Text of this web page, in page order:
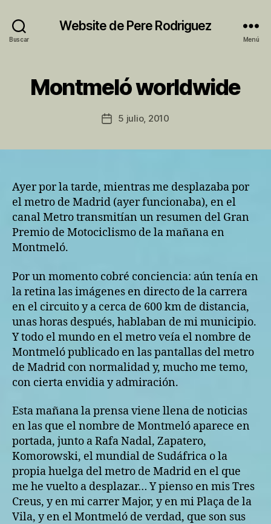
Buscar
Website de Pere Rodriguez
Menú
Categorías
A
U
N
I
C
I
P
A
O
N
M
E
L
Ó
Montmeló worldwide
Autor
entrada
o
r
e
e
Fecha5 julio, 2010
Ayer por la tarde, mientras me desplazaba por
el metro de Madrid (ayer funcionaba), en el
canal Metro transmitían un resumen del Gran
Premio de Motociclismo de la mañana en
Montmeló.
Por un momento cobré conciencia: aún tenía en
la retina las imágenes en directo de la carrera
en el circuito y a cerca de 600 km de distancia,
unas horas después, hablaban de mi municipio.
Y todo el mundo en el metro veía el nombre de
Montmeló publicado en las pantallas del metro
de Madrid con normalidad y, mucho me temo,
con cierta envidia y admiración.
Esta mañana la prensa viene llena de noticias
en las que el nombre de Montmeló aparece en
portada, junto a Rafa Nadal, Zapatero,
Komorowski, el mundial de Sudáfrica o la
propia huelga del metro de Madrid en el que
me he vuelto a desplazar… Y pienso en mis Tres
Creus, y en mi carrer Major, y en mi Plaça de la
Vila, y en el Montmeló de verdad, que son sus